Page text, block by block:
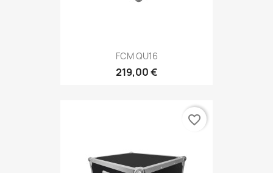
FCM QU16
219,00 €
favorite_border